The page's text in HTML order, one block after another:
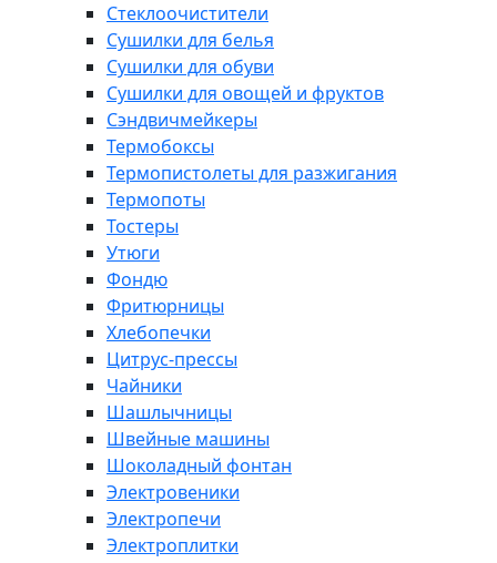
Стеклоочистители
Сушилки для белья
Сушилки для обуви
Сушилки для овощей и фруктов
Сэндвичмейкеры
Термобоксы
Термопистолеты для разжигания
Термопоты
Тостеры
Утюги
Фондю
Фритюрницы
Хлебопечки
Цитрус-прессы
Чайники
Шашлычницы
Швейные машины
Шоколадный фонтан
Электровеники
Электропечи
Электроплитки